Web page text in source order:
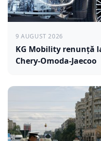
9 AUGUST 2026
KG Mobility renunță
Chery-Omoda-Jaecoo